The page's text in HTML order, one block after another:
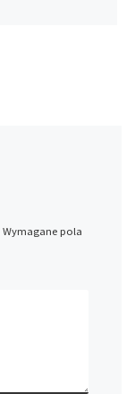
Wymagane pola